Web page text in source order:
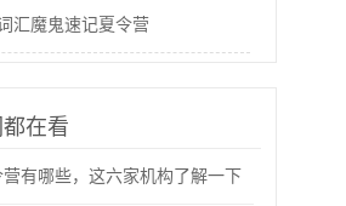
汇魔鬼速记夏令营
在看
有哪些，这六家机构了解一下